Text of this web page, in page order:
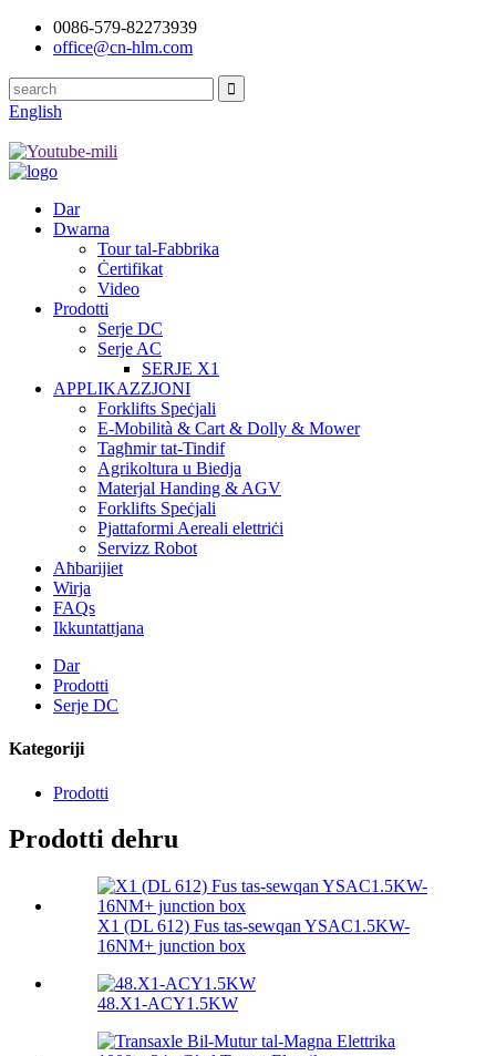
0086-579-82273939
office@cn-hlm.com
English
Dar
Dwarna
Tour tal-Fabbrika
Ċertifikat
Video
Prodotti
Serje DC
Serje AC
SERJE X1
APPLIKAZZJONI
Forklifts Speċjali
E-Mobilità & Cart & Dolly & Mower
Tagħmir tat-Tindif
Agrikoltura u Biedja
Materjal Handing & AGV
Forklifts Speċjali
Pjattaformi Aereali elettriċi
Servizz Robot
Aħbarijiet
Wirja
FAQs
Ikkuntattjana
Dar
Prodotti
Serje DC
Kategoriji
Prodotti
Prodotti dehru
X1 (DL 612) Fus tas-sewqan YSAC1.5KW-
16NM+ junction box
48.X1-ACY1.5KW